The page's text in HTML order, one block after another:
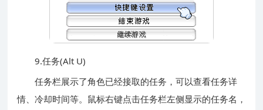
9.任务(Alt U)
任务栏展示了角色已经接取的任务，可以查看任务详
情、冷却时间等。鼠标右键点击任务栏左侧显示的任务名，